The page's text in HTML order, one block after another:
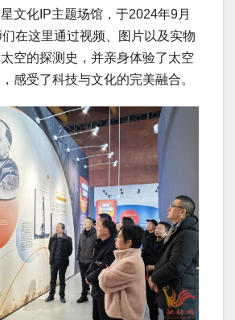
文化IP主题场馆，于2024年9月
在这里通过视频、图片以及实物
空的探测史，并亲身体验了太空
感受了科技与文化的完美融合。